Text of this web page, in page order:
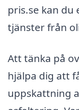
pris.se kan du
tjänster från
Att tänka på
hjälpa dig att
uppskattning